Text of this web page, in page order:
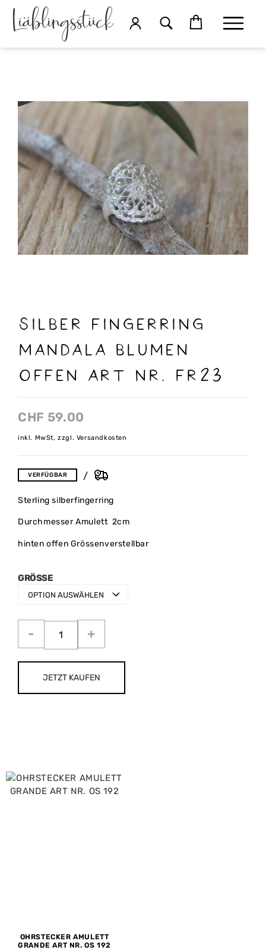
SILBER FINGERRING
MANDALA BLUMEN
OFFEN ART NR. FR23
CHF 59.00
inkl. MwSt, zzgl. Versandkosten
VERFÜGBAR
Sterling silberfingerring
Durchmesser Amulett 2cm
hinten offen Grössenverstellbar
GRÖSSE
JETZT KAUFEN
OHRSTECKER AMULETT
GRANDE ART NR. OS 192